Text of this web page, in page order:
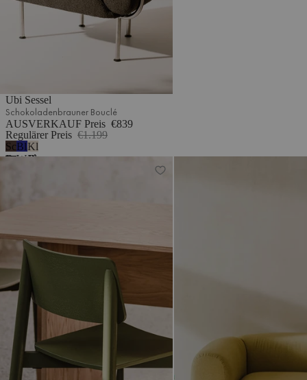
Ubi Sessel
Schokoladenbrauner Bouclé
AUSVERKAUF Preis €839
Regulärer Preis €1.199
Schokoladenbrauner
Bouclé
Blaubeermousse
Wolle
Klassische
Beige
Wem Stuhl